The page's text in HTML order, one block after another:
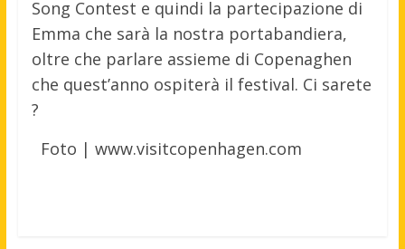
Song Contest e quindi la partecipazione di
Emma che sarà la nostra portabandiera,
oltre che parlare assieme di Copenaghen
che quest’anno ospiterà il festival. Ci sarete
?
Foto | www.visitcopenhagen.com